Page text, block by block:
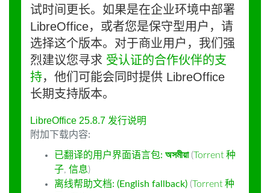
试时间更长。如果是在企业环境中部署
LibreOffice，或者您是保守型用户，请
选择这个版本。对于商业用户，我们强
烈建议您寻求 受认证的合作伙伴的支
持，他们可能会同时提供 LibreOffice
长期支持版本。
LibreOffice 25.8.7 发行说明
附加下载内容:
已翻译的用户界面语言包: অসমীয়া (Torrent 种
子, 信息)
离线帮助文档: (English fallback) (Torrent 种